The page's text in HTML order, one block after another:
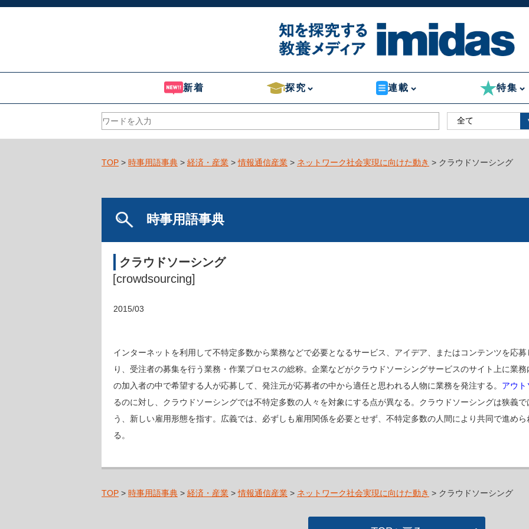
新着 探究 連載 特集
TOP > 時事用語事典 > 経済・産業 >情報通信産業 > ネットワーク社会実現に向けた動き > クラウドソーシング
時事用語事典
クラウドソーシング
[crowdsourcing]
2015/03
インターネットを利用して不特定多数から業務などで必要となるサービス、アイデア、またはコンテンツを応
り、受注者の募集を行う業務・作業プロセスの総称。企業などがクラウドソーシングサービスのサイト上に業
の加入者の中で希望する人が応募して、発注元が応募者の中から適任と思われる人物に業務を発注する。 アウト
るのに対し、クラウドソーシングでは不特定多数の人々を対象にする点が異なる。クラウドソーシングは狭義
う、新しい雇用形態を指す。広義では、必ずしも雇用関係を必要とせず、不特定多数の人間により共同で進め
る。
TOP > 時事用語事典 > 経済・産業 >情報通信産業 > ネットワーク社会実現に向けた動き > クラウドソーシング